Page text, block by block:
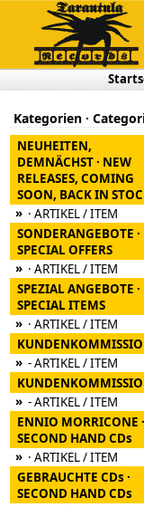
Kategorien ·
NEUHEITEN,
DEMNÄCHST · NEW
RELEASES, COMING
SOON, BACK IN
» · ARTIKEL / ITEM
SONDERANGEBOTE ·
SPECIAL OFFERS
» · ARTIKEL / ITEM
SPEZIAL ANGEBOTE ·
SPECIAL ITEMS
» · ARTIKEL / ITEM
» - ARTIKEL / ITEM
» - ARTIKEL / ITEM
ENNIO MORRICONE ·
SECOND HAND CDs
» · ARTIKEL / ITEM
GEBRAUCHTE CDs ·
SECOND HAND CDs